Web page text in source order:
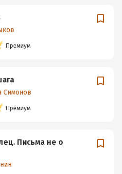
Премиум
Симонов
Премиум
Письма не о